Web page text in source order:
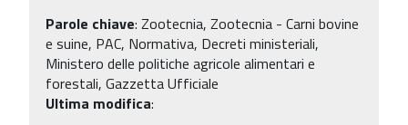
Parole chiave: Zootecnia, Zootecnia - Carni bovine
e suine, PAC, Normativa, Decreti ministeriali,
Ministero delle politiche agricole alimentari e
forestali, Gazzetta Ufficiale
Ultima modifica: